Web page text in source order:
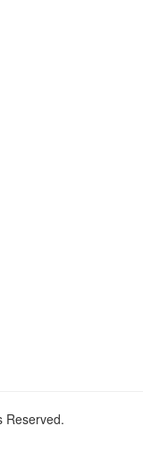
Reserved.